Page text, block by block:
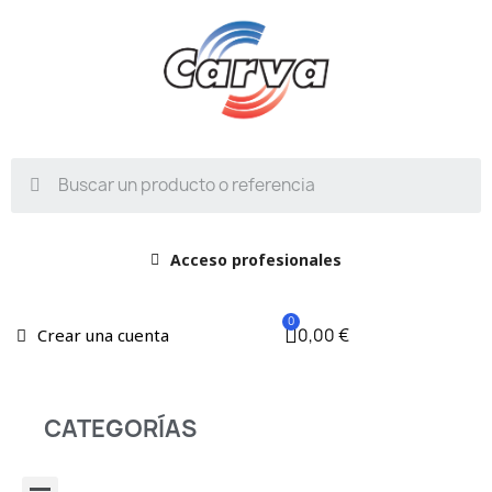
Acceso profesionales
Crear una cuenta 0,00 €
CATEGORÍAS